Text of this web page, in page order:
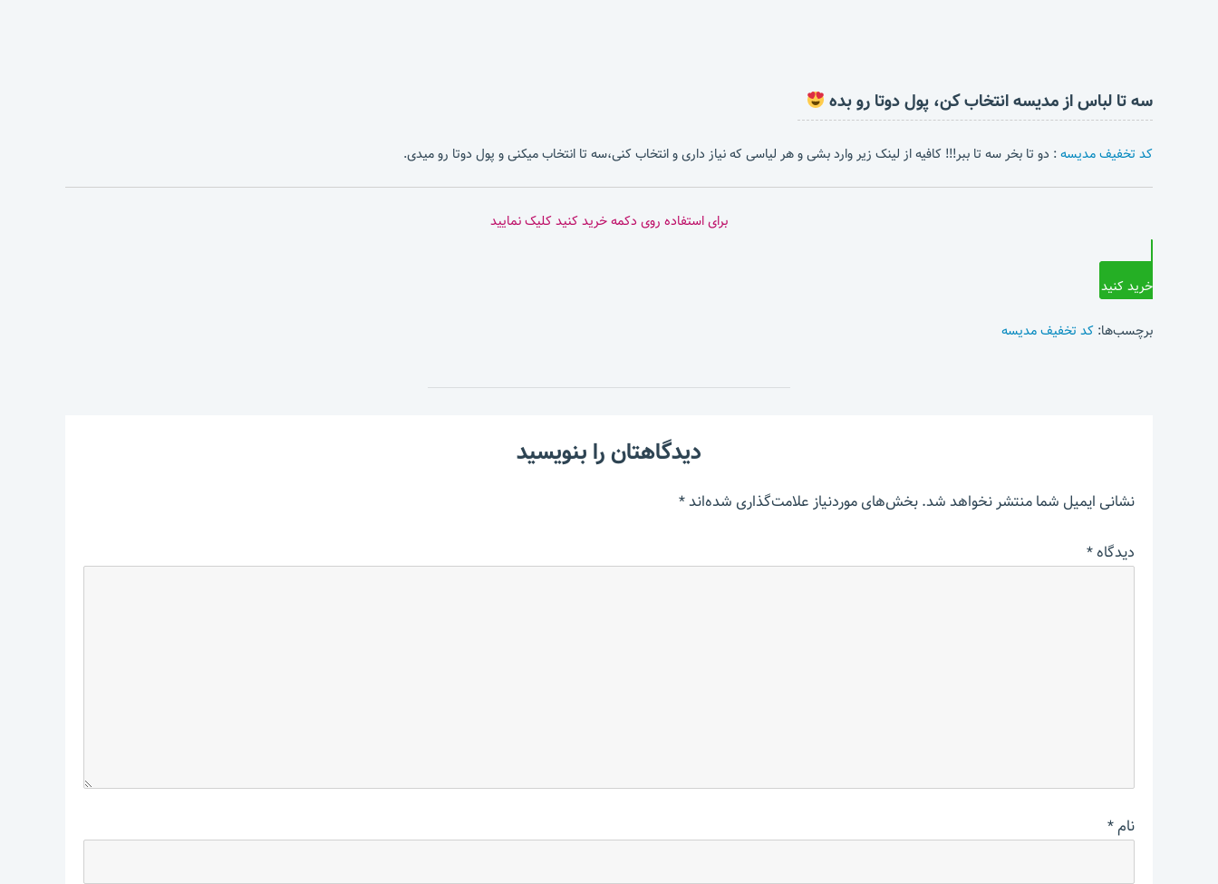
سه تا لباس از مدیسه انتخاب کن، پول دوتا رو بده
کد تخفیف مدیسه: دو تا بخر سه تا ببر!!! کافیه از لینک زیر وارد بشی و هر لیاسی که نیاز داری و انتخاب کنی،سه تا انتخاب میکنی و پول دوتا رو میدی.
برای استفاده روی دکمه خرید کنید کلیک نمایید
خرید کنید
برچسب‌ها: کد تخفیف مدیسه
دیدگاهتان را بنویسید
نشانی ایمیل شما منتشر نخواهد شد.بخش‌های موردنیاز علامت‌گذاری شده‌اند*
دیدگاه*
نام*